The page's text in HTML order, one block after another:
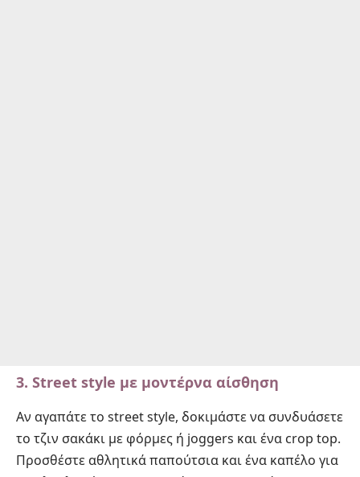
3. Street style με μοντέρνα αίσθηση
Αν αγαπάτε το street style, δοκιμάστε να συνδυάσετε
το τζιν σακάκι με φόρμες ή joggers και ένα crop top.
Προσθέστε αθλητικά παπούτσια και ένα καπέλο για